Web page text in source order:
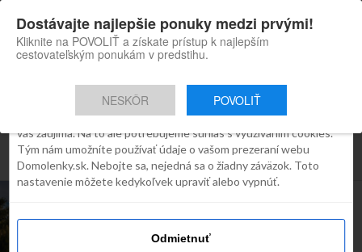
Domolenky appka
Skvelé tipy na cestovanie po
Slovensku
Inštaluj
Všetky príspevky týkajúce sa "kam v
novembri"
túry po Slovensku
Súhlas Detaily O cookies
Robíme všetko preto, aby sme vám zobrazovali iba obsah, ktorý
vás zaujíma. Na to ale potrebujeme súhlas s využívaním cookies.
Tým nám umožníte používať údaje o vašom prezeraní webu
Domolenky.sk. Nebojte sa, nejedná sa o žiadny záväzok. Toto
nastavenie môžete kedykoľvek upraviť alebo vypnúť.
Odmietnuť
Dostávajte najlepšie ponuky medzi prvými!
Kliknite na POVOLIŤ a získate prístup k najlepším
cestovateľským ponukám v predstihu.
NESKÔR POVOLIŤ